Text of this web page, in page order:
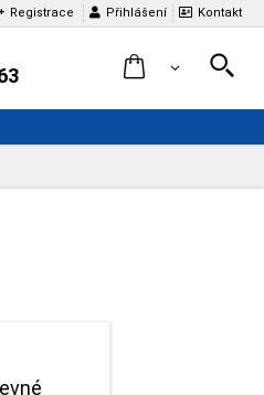
Registrace Přihlášení Kontakt